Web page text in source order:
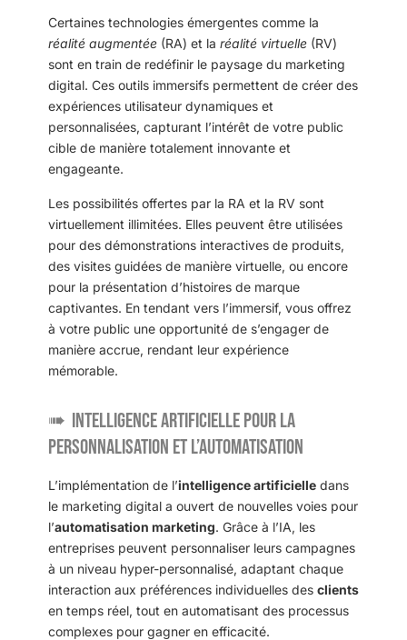
Certaines technologies émergentes comme la
réalité augmentée(RA) et la réalité virtuelle(RV)
sont en train de redéfinir le paysage du marketing
digital. Ces outils immersifs permettent de créer des
expériences utilisateur dynamiques et
personnalisées, capturant l’intérêt de votre public
cible de manière totalement innovante et
engageante.
Les possibilités offertes par la RA et la RV sont
virtuellement illimitées. Elles peuvent être utilisées
pour des démonstrations interactives de produits,
des visites guidées de manière virtuelle, ou encore
pour la présentation d’histoires de marque
captivantes. En tendant vers l’immersif, vous offrez
à votre public une opportunité de s’engager de
manière accrue, rendant leur expérience
mémorable.
Intelligence artificielle pour la
personnalisation et l’automatisation
L’implémentation de l’intelligence artificielledans
le marketing digital a ouvert de nouvelles voies pour
l’automatisation marketing. Grâce à l’IA, les
entreprises peuvent personnaliser leurs campagnes
à un niveau hyper-personnalisé, adaptant chaque
interaction aux préférences individuelles des clients
en temps réel, tout en automatisant des processus
complexes pour gagner en efficacité.